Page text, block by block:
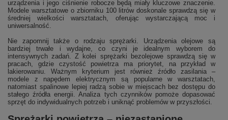
urządzenia i jego ciśnienie robocze będą miały kluczowe znaczenie.
Modele warsztatowe o zbiorniku 100 litrów doskonale sprawdzą się w
średniej wielkości warsztatach, oferując wystarczającą moc i
uniwersalność.
Nie zapomnij także o rodzaju sprężarki. Urządzenia olejowe są
bardziej trwałe i wydajne, co czyni je idealnym wyborem do
intensywnych zadań. Z kolei sprężarki bezolejowe sprawdzą się w
pracach, gdzie czystość powietrza ma priorytet, na przykład w
lakierowaniu. Ważnym kryterium jest również źródło zasilania –
modele z napędem elektrycznym są popularne w warsztatach,
natomiast spalinowe lepiej radzą sobie w miejscach bez dostępu do
stałego źródła energii. Analiza tych czynników pomoże dopasować
sprzęt do indywidualnych potrzeb i uniknąć problemów w przyszłości.